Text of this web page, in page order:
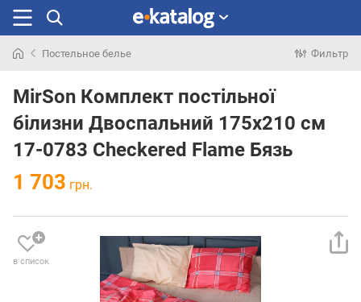
раньше
Постельное белье Фильтр
MirSon Комплект постільної
білизни Двоспальний 175х210 см
17-0783 Checkered Flame Бязь
1 703 грн.
в список